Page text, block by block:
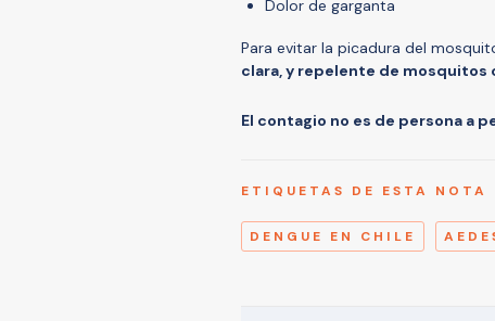
Dolor de garganta
Para evitar la picadura del
clara, y repelente de mosquitos
El contagio no es de persona a
ETIQUETAS DE ESTA NOTA
DENGUE EN CHILE